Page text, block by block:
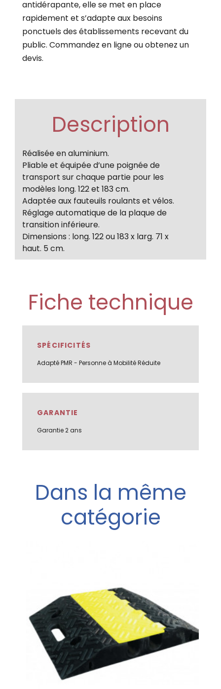
antidérapante, elle se met en place
rapidement et s’adapte aux besoins
ponctuels des établissements recevant du
public. Commandez en ligne ou obtenez un
devis.
Description
Réalisée en aluminium.
Pliable et équipée d’une poignée de
transport sur chaque partie pour les
modèles long. 122 et 183 cm.
Adaptée aux fauteuils roulants et vélos.
Réglage automatique de la plaque de
transition inférieure.
Dimensions : long. 122 ou 183 x larg. 71 x
haut. 5 cm.
Fiche technique
SPÉCIFICITÉS
Adapté PMR - Personne à Mobilité Réduite
GARANTIE
Garantie 2 ans
Dans la même
catégorie